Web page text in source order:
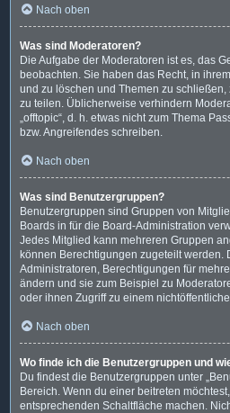
Nach oben
Was sind Moderatoren?
Die Aufgabe der Moderatoren ist es, das
beobachten. Sie haben das Recht, in
und zu löschen und Themen zu
zu teilen. Üblicherweise verhindern
„offtopic“, d. h. etwas nicht zum Thema
bzw. Angreifendes schreiben.
Nach oben
Was sind Benutzergruppen?
Benutzergruppen sind Gruppen von
Boards in für die Board-Administration
Jedes Mitglied kann mehreren Gruppen
können Berechtigungen zugeteilt werden.
Administratoren, Berechtigungen für
ändern und sie zum Beispiel zu
oder ihnen Zugriff zu einem
Nach oben
Wo finde ich die Benutzergruppen und
Du findest die Benutzergruppen unter
Bereich. Wenn du einer beitreten
entsprechenden Schaltfläche machen.